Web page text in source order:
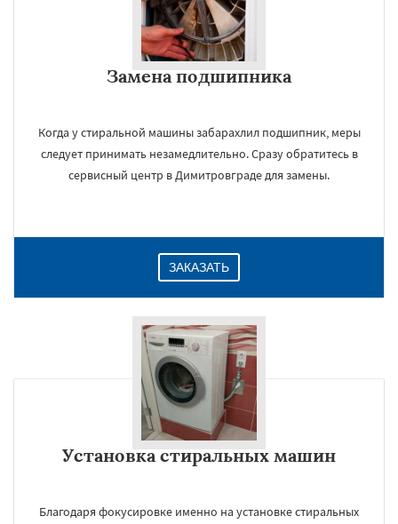
Замена подшипника
Когда у стиральной машины забарахлил подшипник, меры
следует принимать незамедлительно. Сразу обратитесь в
сервисный центр в Димитровграде для замены.
ЗАКАЗАТЬ
Установка стиральных машин
Благодаря фокусировке именно на установке стиральных